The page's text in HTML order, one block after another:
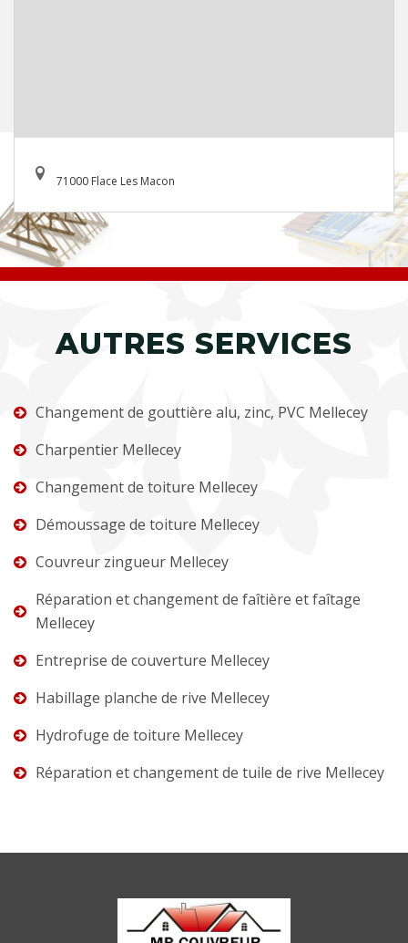
71000 Flace Les Macon
AUTRES SERVICES
Changement de gouttière alu, zinc, PVC Mellecey
Charpentier Mellecey
Changement de toiture Mellecey
Démoussage de toiture Mellecey
Couvreur zingueur Mellecey
Réparation et changement de faîtière et faîtage
Mellecey
Entreprise de couverture Mellecey
Habillage planche de rive Mellecey
Hydrofuge de toiture Mellecey
Réparation et changement de tuile de rive Mellecey